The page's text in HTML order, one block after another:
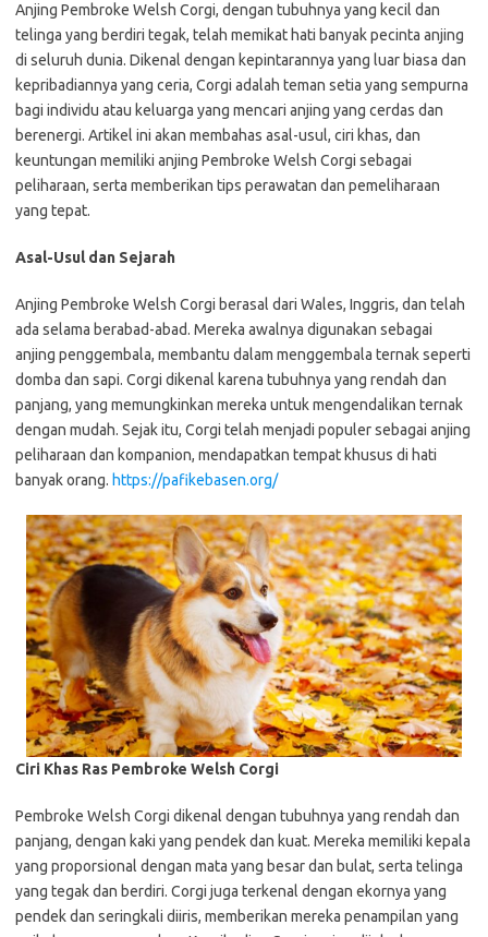
Anjing Pembroke Welsh Corgi, dengan tubuhnya yang kecil dan
telinga yang berdiri tegak, telah memikat hati banyak pecinta anjing
di seluruh dunia. Dikenal dengan kepintarannya yang luar biasa dan
kepribadiannya yang ceria, Corgi adalah teman setia yang sempurna
bagi individu atau keluarga yang mencari anjing yang cerdas dan
berenergi. Artikel ini akan membahas asal-usul, ciri khas, dan
keuntungan memiliki anjing Pembroke Welsh Corgi sebagai
peliharaan, serta memberikan tips perawatan dan pemeliharaan
yang tepat.
Asal-Usul dan Sejarah
Anjing Pembroke Welsh Corgi berasal dari Wales, Inggris, dan telah
ada selama berabad-abad. Mereka awalnya digunakan sebagai
anjing penggembala, membantu dalam menggembala ternak seperti
domba dan sapi. Corgi dikenal karena tubuhnya yang rendah dan
panjang, yang memungkinkan mereka untuk mengendalikan ternak
dengan mudah. Sejak itu, Corgi telah menjadi populer sebagai anjing
peliharaan dan kompanion, mendapatkan tempat khusus di hati
banyak orang. https://pafikebasen.org/
Ciri Khas Ras Pembroke Welsh Corgi
Pembroke Welsh Corgi dikenal dengan tubuhnya yang rendah dan
panjang, dengan kaki yang pendek dan kuat. Mereka memiliki kepala
yang proporsional dengan mata yang besar dan bulat, serta telinga
yang tegak dan berdiri. Corgi juga terkenal dengan ekornya yang
pendek dan seringkali diiris, memberikan mereka penampilan yang